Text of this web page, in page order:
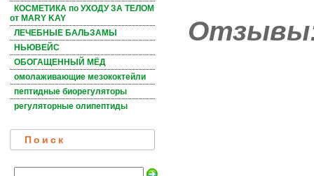
КОСМЕТИКА по УХОДУ ЗА ТЕЛОМ
от MARY KAY
ЛЕЧЕБНЫЕ БАЛЬЗАМЫ
НЬЮВЕЙС
ОБОГАЩЕННЫЙ МЁД
омолаживающие мезококтейли
пептидные биорегуляторы
регуляторные олипептиды
Поиск